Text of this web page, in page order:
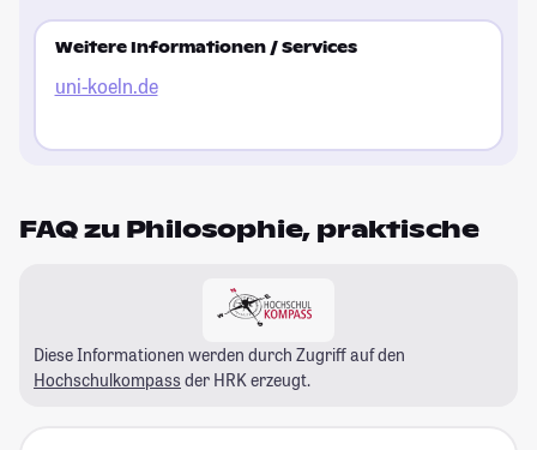
Weitere Informationen / Services
uni-koeln.de
FAQ zu Philosophie, praktische
Diese Informationen werden durch Zugriff auf den
Hochschulkompass der HRK erzeugt.